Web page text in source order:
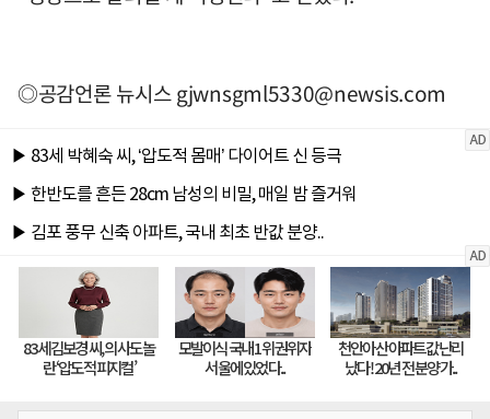
◎공감언론 뉴시스gjwnsgml5330@newsis.com